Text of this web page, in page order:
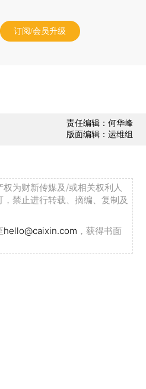
订阅/会员升级
责任编辑：何华峰
版面编辑：运维组
为财新传媒及/或相关权利人
禁止进行转载、摘编、复制及
hello@caixin.com ，获得书面